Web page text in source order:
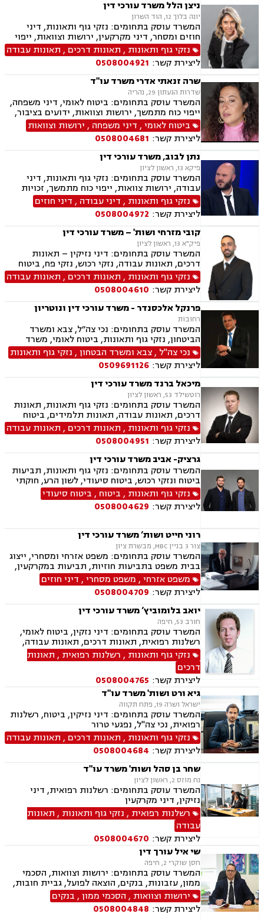
ניצן הלל משרד עורכי דין
יונה בלוך 12, הוד השרון
המשרד עוסק בתחומים: נזקי גוף ותאונות, דיני
חוזים ומסחר, דיני מקרקעין, ירושות וצוואות, ייפוי
כוח מתמשך
נזקי גוף ותאונות , תאונות דרכים , תאונות עבודה
ליצירת קשר: 0508004921
שרה זנאתי אדרי משרד עו"ד
שדרות הגעתון 29, נהריה
המשרד עוסק בתחומים: ביטוח לאומי, דיני משפחה,
ייפוי כוח מתמשך, ירושות וצוואות, ידועים בציבור,
הסכמי ממון, גישור במשפחה, מזונות, אפוטרופסות,
משמורת, מקרקעין ונדל"ן, עסקאות מכר דירה, נזקי
גוף ותאונות, תאונות דרכים, תאונות ספורט, תאונות
תלמידים,
ביטוח לאומי, דיני משפחה , ירושות וצוואות
ליצירת קשר: 0508004681
נתן לבוב, משרד עורכי דין
פיקא 13, ראשון לציון
המשרד עוסק בתחומים: נזקי גוף ותאונות, דיני
עבודה, ירושות צוואות, ייפוי כוח מתמשך, זכויות
נשים בהריון ,לשון הרע
נזקי גוף ותאונות , דיני עבודה , דיני חוזים
ליצירת קשר: 0508004972
קובי מזרחי ושות' – משרד עורכי דין
פיק"א 13, ראשון לציון
המשרד עוסק בתחומים: דיני נזיקין – תאונות
דרכים, תאונות עבודה, נזקי רכוש, נזקי פח, ביטוח
לאומי – נכות מעבודה, נכות כללית, דיני עבודה –
הטרדות מיניות במקום העבודה, התעמרות, הלנת
שכר, משרד הביטחון, ליטיגציה אזרחית, ייפוי כוח
מתמשך, משפט מסחרי, צוואות, ירושות, הסכמי
ממון, הסכמי פרידה
נזקי גוף ותאונות , תאונות דרכים , תאונות עבודה
ליצירת קשר: 0508004610
פרנקל אלכסנדר - משרד עורכי דין ונוטריון
רחובות
המשרד עוסק בתחומים: נכי צה״ל, צבא ומשרד
הביטחון, נזקי גוף ותאונות, ביטוח לאומי, משרד
הפנים, הסדרת מעמד בישראל
נכי צה"ל ,צבא ומשרד הבטחון, נזקי גוף ותאונות
ליצירת קשר: 0509691126
מיכאל ברנד משרד עורכי דין
רוטשילד 53, ראשון לציון
המשרד עוסק בתחומים: נזקי גוף ותאונות, תאונות
דרכים, תאונות עבודה, תאונות תלמידים, ביטוח
לאומי, אובדן כושר עבודה, רשלנות רפואית, דיני
תעופה
נזקי גוף ותאונות , תאונות דרכים , תאונות עבודה
ליצירת קשר: 0508004951
גרציק- אביב משרד עורכי דין
המשרד עוסק בתחומים: נזקי גוף ותאונות, תביעות
ביטוח ונזקי רכוש, ביטוח סיעודי, לשון הרע, חוקתי
מנהלי, ייפוי כוח מתמשך, רשויות מקומיות משפטי
מסחרי אזרחי
נזקי גוף ותאונות , ביטוח , ביטוח סיעודי
ליצירת קשר: 0508004629
רוני חייט ושות’ משרד עורכי דין
צור 3 בניין MBC, מבשרת ציון
המשרד עוסק בתחומים: משפט אזרחי ומסחרי, ייצוג
בבית משפט בתביעות חוזיות, תביעות במקרקעין,
ענייני ירושות וצוואות, דיני עבודה, נזיקין, עסקאות
נדל"ן, מכר דירה, ייפוי כוח מתמשך
משפט אזרחי , משפט מסחרי, דיני חוזים
ליצירת קשר: 0508004709
יואב בלומוביץ’ משרד עורכי דין
חורב 53, חיפה
המשרד עוסק בתחומים: דיני נזקין, ביטוח לאומי,
רשלנות רפואית, תאונות דרכים, תאונות עבודה,
אובדן כושר עבודה
נזקי גוף ותאונות , רשלנות רפואית , תאונות
דרכים
ליצירת קשר: 0508004765
גיא ורט ושות' משרד עו"ד
ישראל ושרה 19, פתח תקווה
המשרד עוסק בתחומים: דיני נזיקין, ביטוח, רשלנות
רפואית, נכי צה"ל, נפגעי טרור
נזקי גוף ותאונות , תאונות דרכים , תאונות עבודה
ליצירת קשר: 0508004684
שחר בן סהל ושות' משרד עו"ד
נח מוזס 2, ראשון לציון
המשרד עוסק בתחומים: רשלנות רפואית, דיני
נזיקין, דיני מקרקעין
רשלנות רפואית , נזקי גוף ותאונות , תאונות
עבודה
ליצירת קשר: 0508004670
שי איל עורך דין
חסן שוקרי 2, חיפה
המשרד עוסק בתחומים: ירושות וצוואות, הסכמי
ממון, עזבונות, בנקים, הוצאה לפועל, גביית חובות,
חדלות פירעון, פינוי מושכר, נזקי גוף ותאונות,
תאונות דרכים, מקרקעין ונדל"ן, עסקאות מכר דירה
ירושות וצוואות , הסכמי ממון, בנקים
ליצירת קשר: 0508004848